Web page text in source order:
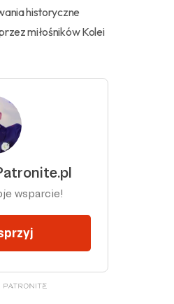
historyczne
miłośników Kolei